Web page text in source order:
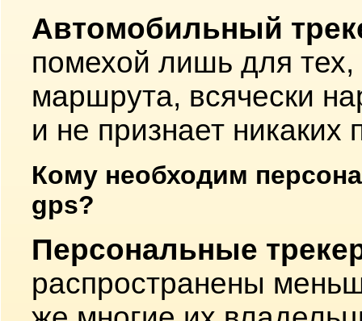
Автомобильный
помехой лишь для тех,
маршрута, всячески
и не признает никаких
Кому необходим
gps?
Персональные
распространены